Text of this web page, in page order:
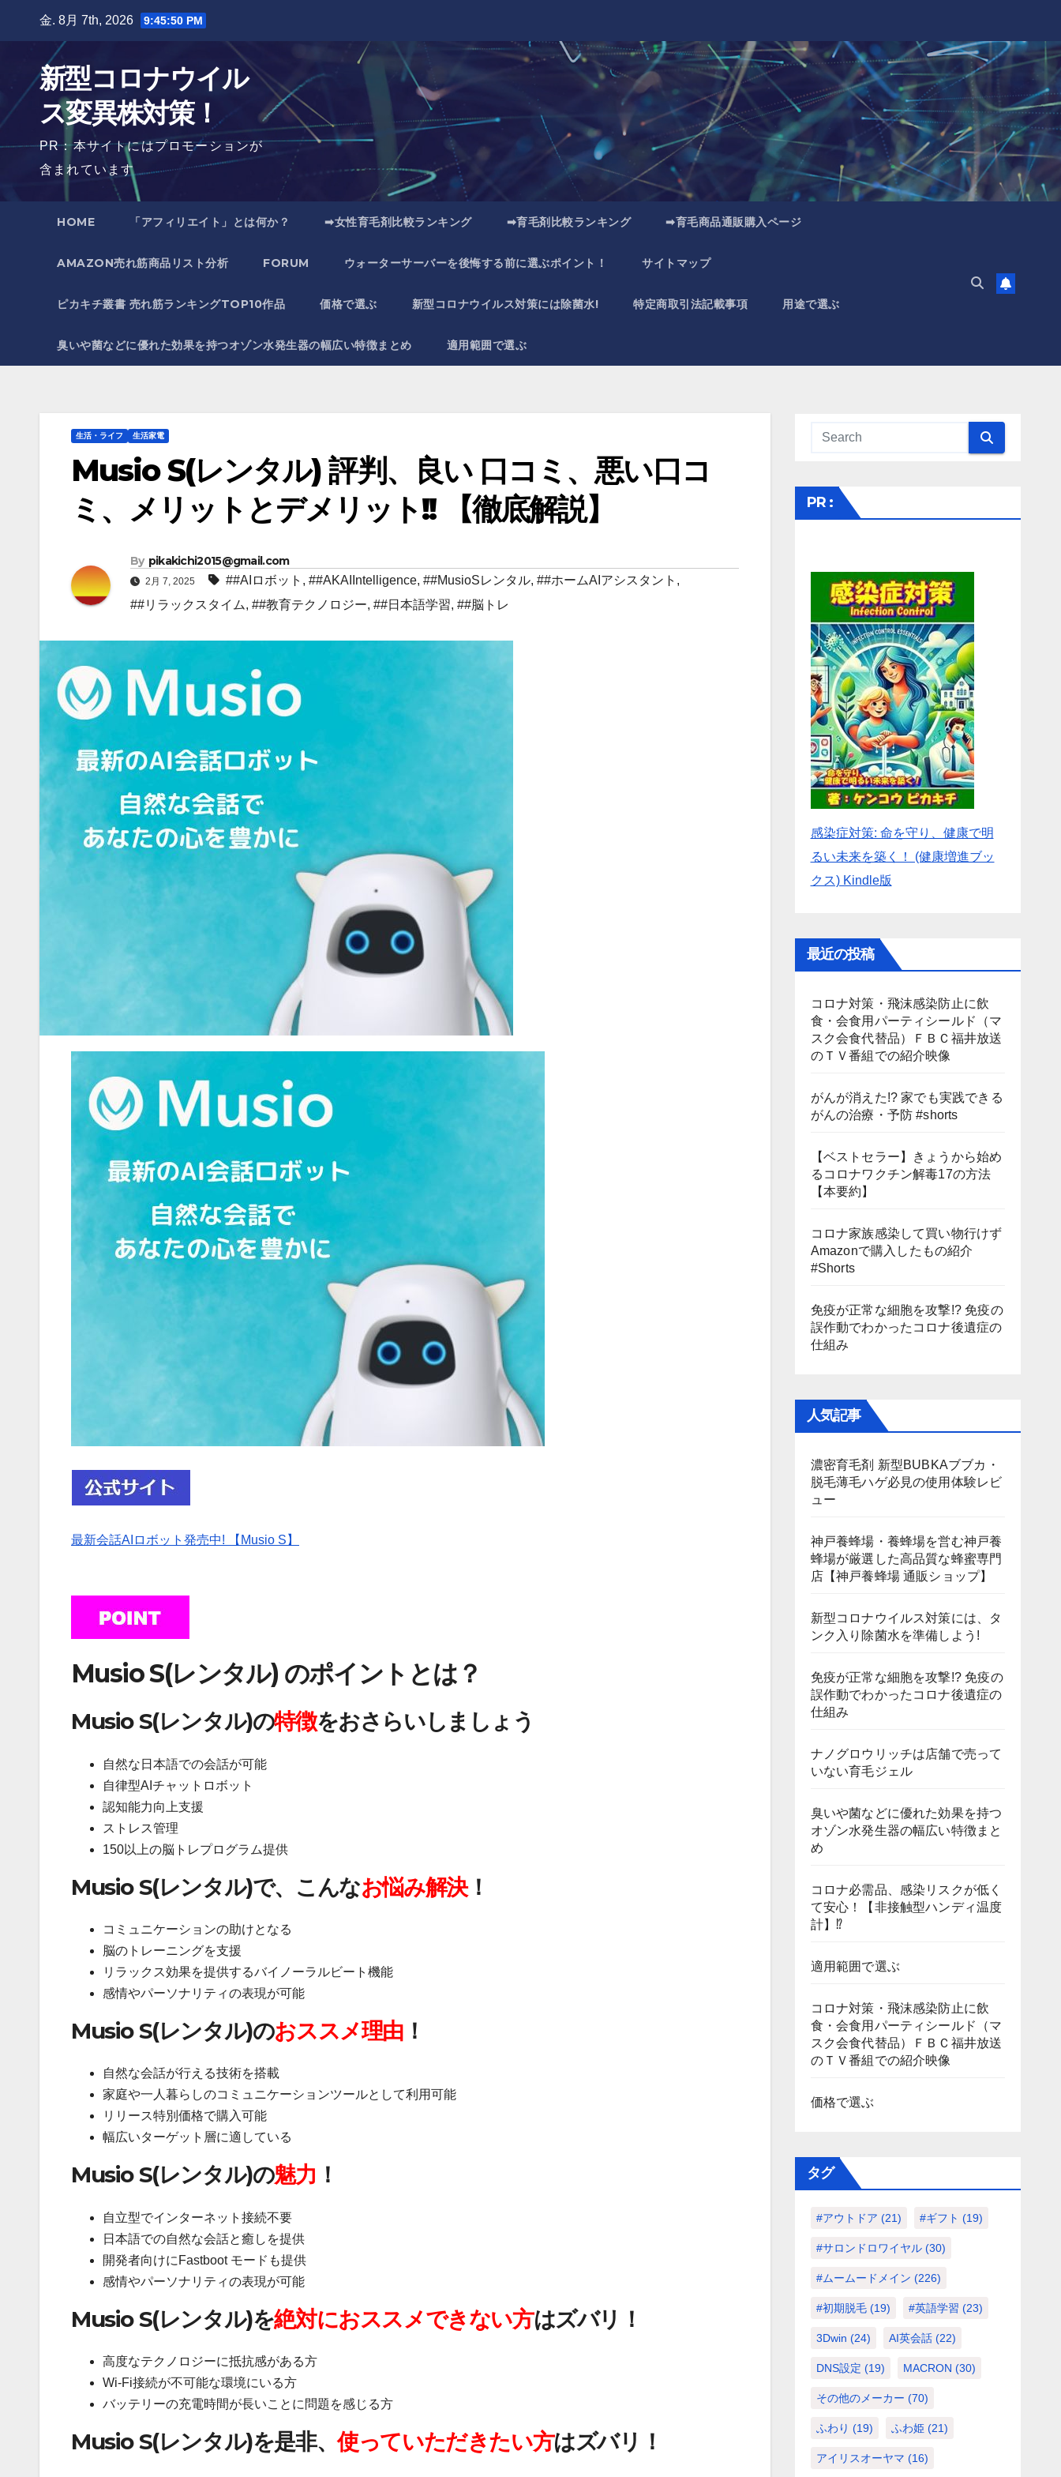
金. 8月 7th, 2026 9:45:51 PM
新型コロナウイル
ス変異株対策！
PR：本サイトにはプロモーションが
含まれています
HOME 「アフィリエイト」とは何か？ ➡女性育毛剤比較ランキング ➡育毛剤比較ランキング ➡育毛商品通販購入ページ
AMAZON売れ筋商品リスト分析 FORUM ウォーターサーバーを後悔する前に選ぶポイント！ サイトマップ
ピカキチ叢書 売れ筋ランキングTOP10作品 価格で選ぶ 新型コロナウイルス対策には除菌水! 特定商取引法記載事項 用途で選ぶ
臭いや菌などに優れた効果を持つオゾン水発生器の幅広い特徴まとめ 適用範囲で選ぶ
生活・ライフ 生活家電
Musio S(レンタル) 評判、良い 口コミ、悪い口コ
ミ、メリットとデメリット!! 【徹底解説】
By pikakichi2015@gmail.com
2月 7, 2025 ##AIロボット , ##AKAIIntelligence, ##MusioSレンタル, ##ホームAIアシスタント ,
##リラックスタイム, ##教育テクノロジー, ##日本語学習, ##脳トレ
最新会話AIロボット発売中! 【Musio S】
Musio S(レンタル) のポイントとは？
Musio S(レンタル)の特徴をおさらいしましょう
自然な日本語での会話が可能
自律型AIチャットロボット
認知能力向上支援
ストレス管理
150以上の脳トレプログラム提供
Musio S(レンタル)で、こんなお悩み解決！
コミュニケーションの助けとなる
脳のトレーニングを支援
リラックス効果を提供するバイノーラルビート機能
感情やパーソナリティの表現が可能
Musio S(レンタル)のおススメ理由 ！
自然な会話が行える技術を搭載
家庭や一人暮らしのコミュニケーションツールとして利用可能
リリース特別価格で購入可能
幅広いターゲット層に適している
Musio S(レンタル)の魅力 ！
自立型でインターネット接続不要
日本語での自然な会話と癒しを提供
開発者向けにFastboot モードも提供
感情やパーソナリティの表現が可能
Musio S(レンタル)を絶対におススメできない方はズバリ！
高度なテクノロジーに抵抗感がある方
Wi-Fi接続が不可能な環境にいる方
バッテリーの充電時間が長いことに問題を感じる方
Musio S(レンタル)を是非、使っていただきたい方はズバリ！
PR :
感染症対策: 命を守り、健康で明
るい未来を築く！ (健康増進ブッ
クス) Kindle版
最近の投稿
コロナ対策・飛沫感染防止に飲
食・会食用パーティシールド（マ
スク会食代替品）ＦＢＣ福井放送
のＴＶ番組での紹介映像
がんが消えた!? 家でも実践できる
がんの治療・予防 #shorts
【ベストセラー】きょうから始め
るコロナワクチン解毒17の方法
【本要約】
コロナ家族感染して買い物行けず
Amazonで購入したもの紹介
#Shorts
免疫が正常な細胞を攻撃!? 免疫の
誤作動でわかったコロナ後遺症の
仕組み
人気記事
濃密育毛剤 新型BUBKAブブカ・
脱毛薄毛ハゲ必見の使用体験レビ
ュー
神戸養蜂場・養蜂場を営む神戸養
蜂場が厳選した高品質な蜂蜜専門
店【神戸養蜂場 通販ショップ】
新型コロナウイルス対策には、タ
ンク入り除菌水を準備しよう!
免疫が正常な細胞を攻撃!? 免疫の
誤作動でわかったコロナ後遺症の
仕組み
ナノグロウリッチは店舗で売って
いない育毛ジェル
臭いや菌などに優れた効果を持つ
オゾン水発生器の幅広い特徴まと
め
コロナ必需品、感染リスクが低く
て安心！【非接触型ハンディ温度
計】⁉
適用範囲で選ぶ
コロナ対策・飛沫感染防止に飲
食・会食用パーティシールド（マ
スク会食代替品）ＦＢＣ福井放送
のＴＶ番組での紹介映像
価格で選ぶ
タグ
#アウトドア (21) #ギフト (19)
#サロンドロワイヤル(30)
#ムームードメイン (226)
#初期脱毛(19) #英語学習 (23)
3Dwin (24) AI英会話(22)
DNS設定 (19) MACRON (30)
その他のメーカー (70)
ふわり (19) ふわ姫(21)
アイリスオーヤマ (16)